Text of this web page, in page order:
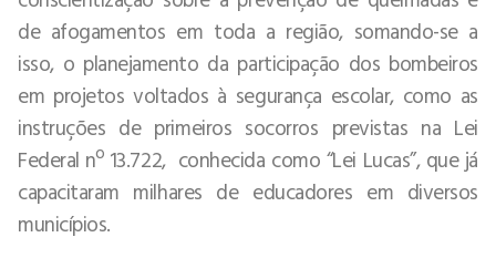
de afogamentos em toda a região, somando-se a
isso, o planejamento da participação dos bombeiros
em projetos voltados à segurança escolar, como as
instruções de primeiros socorros previstas na Lei
Federal nº 13.722, conhecida como “Lei Lucas”, que já
capacitaram milhares de educadores em diversos
municípios.